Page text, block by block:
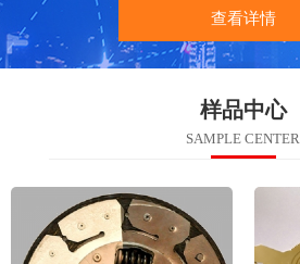
查看详情
样品中心
SAMPLE CENTER